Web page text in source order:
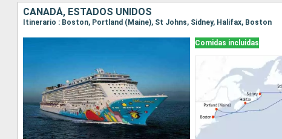
CANADÁ, ESTADOS UNIDOS
Itinerario : Boston, Portland (Maine), St Johns, Sidney, Halifax, Boston
Comidas incluidas